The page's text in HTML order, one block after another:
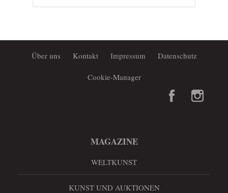
Über uns Kontakt Impressum Datenschutz
Cookie-Manager
MAGAZINE
WELTKUNST
KUNST UND AUKTIONEN